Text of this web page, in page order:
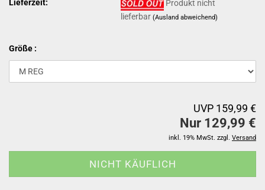
Lieferzeit:
Produkt nicht
lieferbar(Ausland abweichend)
Größe :
UVP 159,99 €
Nur 129,99 €
inkl. 19% MwSt. zzgl. Versand